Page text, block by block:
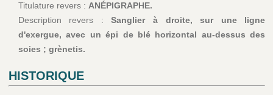
Titulature revers : ANÉPIGRAPHE.
Description revers :Sanglier à droite, sur une ligne
d'exergue, avec un épi de blé horizontal au-dessus des
soies ; grènetis.
HISTORIQUE